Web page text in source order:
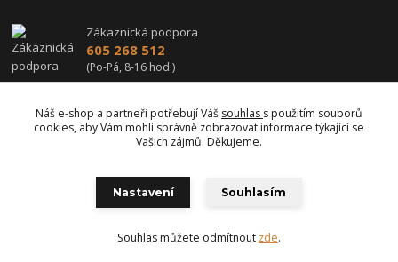
Zákaznická podpora
605 268 512
(Po-Pá, 8-16 hod.)
Náš e-shop a partneři potřebují Váš souhlas s použitím souborů
cookies, aby Vám mohli správně zobrazovat informace týkající se
Vašich zájmů. Děkujeme.
Nastavení Souhlasím
Souhlas můžete odmítnout zde.